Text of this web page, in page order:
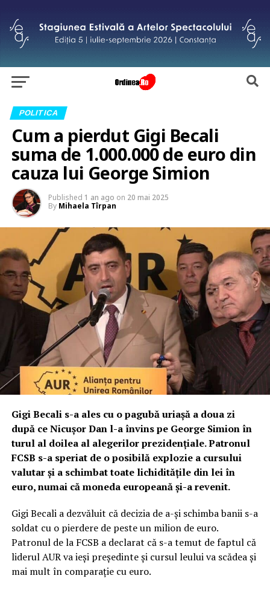
POLITICA
Cum a pierdut Gigi Becali
suma de 1.000.000 de euro din
cauza lui George Simion
Published 1 an ago on 20 mai 2025
By Mihaela Tîrpan
Gigi Becali s-a ales cu o pagubă uriaşă a doua zi
după ce Nicuşor Dan l-a învins pe George Simion în
turul al doilea al alegerilor prezidenţiale. Patronul
FCSB s-a speriat de o posibilă explozie a cursului
valutar şi a schimbat toate lichidităţile din lei în
euro, numai că moneda europeană şi-a revenit.
Gigi Becali a dezvăluit că decizia de a-și schimba banii s-a
soldat cu o pierdere de peste un milion de euro.
Patronul de la FCSB a declarat că s-a temut de faptul că
liderul AUR va ieși președinte și cursul leului va scădea și
mai mult în comparație cu euro.